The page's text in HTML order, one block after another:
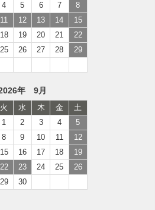
4 5 6 7
8
11 12 13 14
15
18 19 20 21
22
25 26 27 28
29
年 9月
火 水 木 金
土
1
2 3 4
5
8 9 10 11
12
15 16 17 18
19
22 23 24 25
26
29 30